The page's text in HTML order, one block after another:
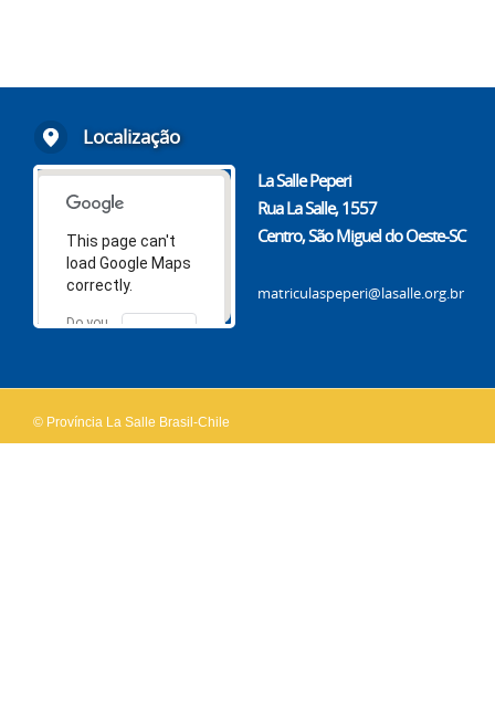
Localização
This page can't
load Google Maps
correctly.
Do you
OK
La Salle Peperi
Rua La Salle, 1557
Centro, São Miguel do Oeste-SC
matriculaspeperi@lasalle.org.br
© Província La Salle Brasil-Chile